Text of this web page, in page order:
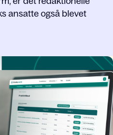
ansatte også blevet